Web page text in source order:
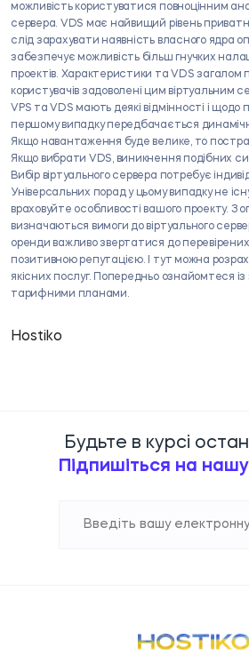
можливість користуватися повноцінним
сервера. VDS має найвищий рівень
слід зарахувати наявність власного ядра
забезпечує можливість більш гнучких
проектів. Характеристики та VDS загалом
користувачів задоволені цим віртуальним
VPS та VDS мають деякі відмінності і щодо
першому випадку передбачається
Якщо навантаження буде велике, то
Якщо вибрати VDS, виникнення подібних
Вибір віртуального сервера потребує
Універсальних порад у цьому випадку не
враховуйте особливості вашого проекту. З
визначаються вимоги до віртуального
оренди важливо звертатися до перевірених
позитивною репутацією. І тут можна
якісних послуг. Попередньо ознайомтеся
тарифними планами.
Hostiko
Будьте в курсі
Підпишіться на